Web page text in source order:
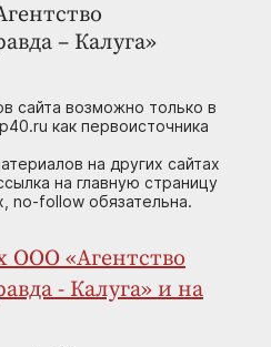
– Калуга»
сайта возможно только в
как первоисточника
на других сайтах
на главную страницу
no-follow обязательна.
ООО «Агентство
- Калуга» и на